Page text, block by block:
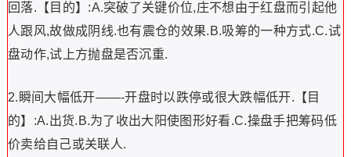
回落.【目的】:A.突破了关键价位,庄不想由于红盘而引起他
人跟风,故做成阴线.也有震仓的效果.B.吸筹的一种方式.C.试
盘动作,试上方抛盘是否沉重.
2.瞬间大幅低开——-开盘时以跌停或很大跌幅低开.【目
的】:A.出货.B.为了收出大阳使图形好看.C.操盘手把筹码低
价卖给自己或关联人.